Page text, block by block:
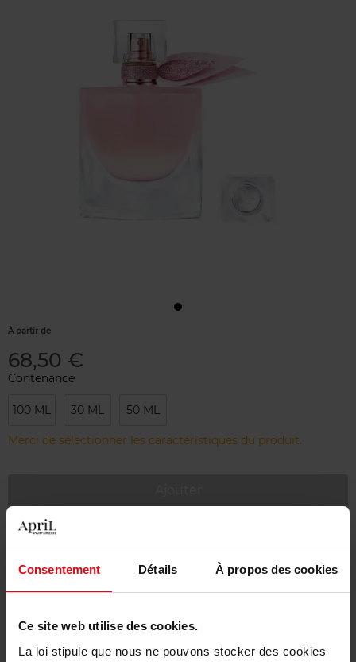
Consentement Détails À propos des cookies
Ce site web utilise des cookies.
La loi stipule que nous ne pouvons stocker des cookies
À partir de
68,50 €
Contenance
100 ML 30 ML 50 ML
Merci de sélectionner les caractéristiques du produit.
Livraison gratuite à partir de 55€
Retour gratuit dans votre magasin
Emballage cadeau offert